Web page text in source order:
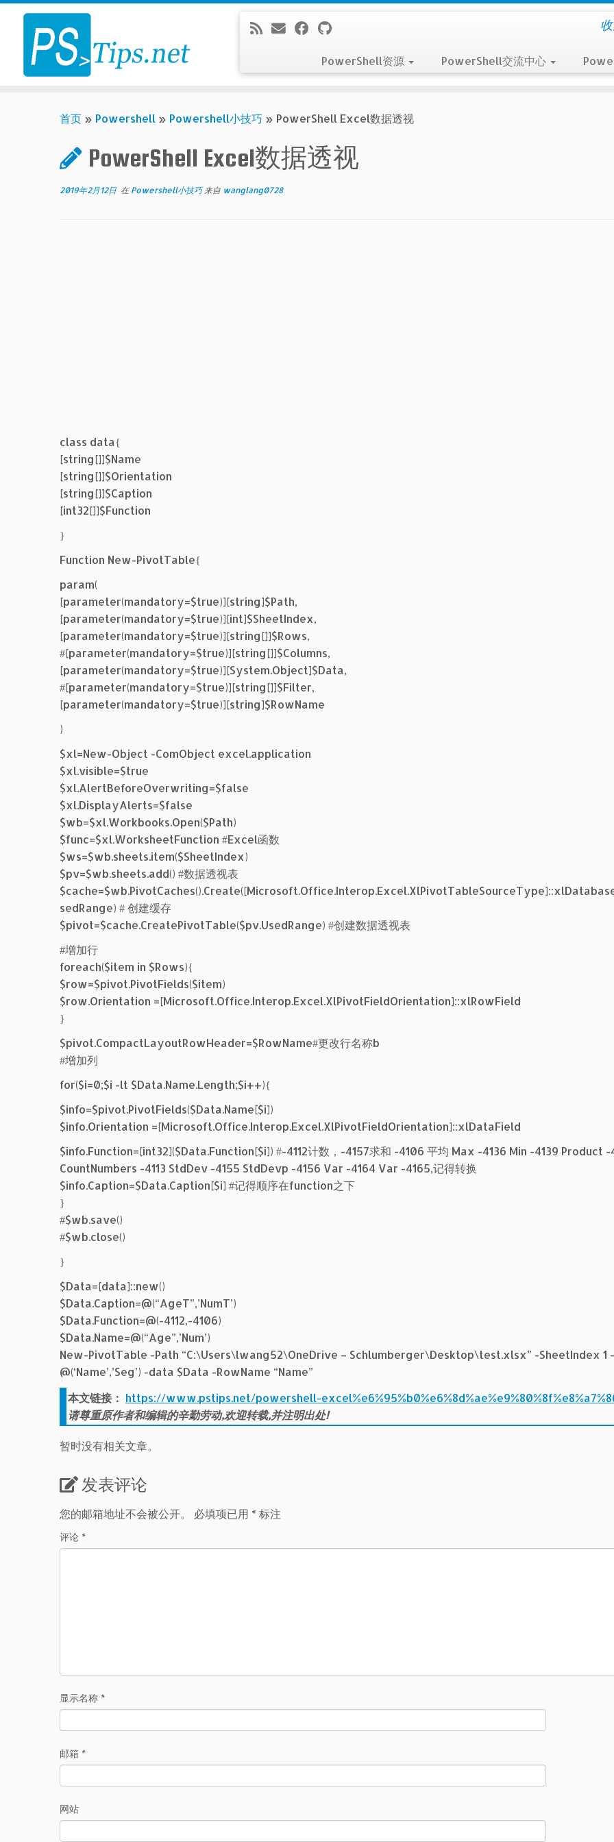
Skip
content
PowerShell资源 PowerShell交流中心
首页 » Powershell » Powershell小技巧 » PowerShell Excel数据透视
PowerShell Excel数据透视
2019年2月12日 在 Powershell小技巧来自 wanglang0728
class data{
[string[]]$Name
[string[]]$Orientation
[string[]]$Caption
[int32[]]$Function
}
Function New-PivotTable{
param(
[parameter(mandatory=$true)][string]$Path,
[parameter(mandatory=$true)][int]$SheetIndex,
[parameter(mandatory=$true)][string[]]$Rows,
#[parameter(mandatory=$true)][string[]]$Columns,
[parameter(mandatory=$true)][System.Object]$Data,
#[parameter(mandatory=$true)][string[]]$Filter,
[parameter(mandatory=$true)][string]$RowName
)
$xl=New-Object -ComObject excel.application
$xl.visible=$true
$xl.AlertBeforeOverwriting=$false
$xl.DisplayAlerts=$false
$wb=$xl.Workbooks.Open($Path)
$func=$xl.WorksheetFunction #Excel函数
$ws=$wb.sheets.item($SheetIndex)
$pv=$wb.sheets.add() #数据透视表
sedRange) # 创建缓存
$pivot=$cache.CreatePivotTable($pv.UsedRange) #创建数据透视表
#增加行
foreach($item in $Rows){
$row=$pivot.PivotFields($item)
$row.Orientation =[Microsoft.Office.Interop.Excel.XlPivotFieldOrientation]::xlRowField
}
$pivot.CompactLayoutRowHeader=$RowName#更改行名称b
#增加列
for($i=0;$i -lt $Data.Name.Length;$i++){
$info=$pivot.PivotFields($Data.Name[$i])
$info.Orientation =[Microsoft.Office.Interop.Excel.XlPivotFieldOrientation]::xlDataField
$info.Function=[int32]($Data.Function[$i]) #-4112计数，-4157求和 -4106 平均 Max -4136 Min -4139 Product -
CountNumbers -4113 StdDev -4155 StdDevp -4156 Var -4164 Var -4165,记得转换
$info.Caption=$Data.Caption[$i] #记得顺序在function之下
}
#$wb.save()
#$wb.close()
}
$Data=[data]::new()
$Data.Caption=@(“AgeT”,’NumT’)
$Data.Function=@(-4112,-4106)
$Data.Name=@(“Age”,’Num’)
New-PivotTable -Path “C:\Users\lwang52\OneDrive – Schlumberger\Desktop\test.xlsx” -SheetIndex 1
@(‘Name’,’Seg’) -data $Data -RowName “Name”
本文链接： https://www.pstips.net/powershell-
请尊重原作者和编辑的辛勤劳动,欢迎转载,并注明出处!
暂时没有相关文章。
发表评论
您的邮箱地址不会被公开。 必填项已用 *标注
评论 *
显示名称 *
邮箱 *
网站